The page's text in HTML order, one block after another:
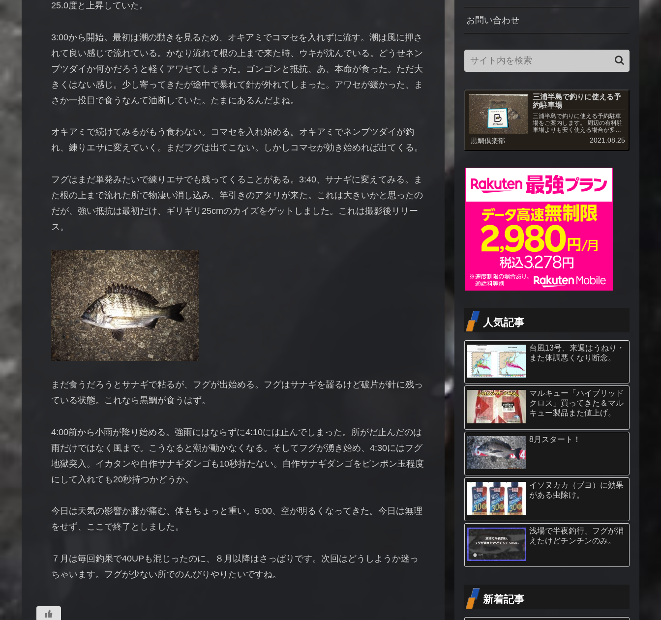
25.0度と上昇していた。
3:00から開始。最初は潮の動きを見るため、オキアミでコマセを入れずに流す。潮は風に押さ
れて良い感じで流れている。かなり流れて根の上まで来た時、ウキが沈んでいる。どうせネン
ブツダイか何かだろうと軽くアワセてしまった。ゴンゴンと抵抗、あ、本命が食った。ただ大
きくはない感じ。少し寄ってきたが途中で暴れて針が外れてしまった。アワセが緩かった、ま
さか一投目で食うなんて油断していた。たまにあるんだよね。
オキアミで続けてみるがもう食わない。コマセを入れ始める。オキアミでネンブツダイが釣
れ、練りエサに変えていく。まだフグは出てこない。しかしコマセが効き始めれば出てくる。
フグはまだ単発みたいで練りエサでも残ってくることがある。3:40、サナギに変えてみる。ま
た根の上まで流れた所で物凄い消し込み、竿引きのアタリが来た。これは大きいかと思ったの
だが、強い抵抗は最初だけ、ギリギリ25cmのカイズをゲットしました。これは撮影後リリー
ス。
まだ食うだろうとサナギで粘るが、フグが出始める。フグはサナギを齧るけど破片が針に残っ
ている状態。これなら黒鯛が食うはず。
4:00前から小雨が降り始める。強雨にはならずに4:10には止んでしまった。所がだ止んだのは
雨だけではなく風まで。こうなると潮が動かなくなる。そしてフグが湧き始め、4:30にはフグ
地獄突入。イカタンや自作サナギダンゴも10秒持たない。自作サナギダンゴをピンポン玉程度
にして入れても20秒持つかどうか。
今日は天気の影響か膝が痛む、体もちょっと重い。5:00、空が明るくなってきた。今日は無理
をせず、ここで終了としました。
７月は毎回釣果で40UPも混じったのに、８月以降はさっぱりです。次回はどうしようか迷っ
ちゃいます。フグが少ない所でのんびりやりたいですね。
お問い合わせ
三浦半島で釣りに使える予
約駐車場
三浦半島で釣りに使える予約駐車
場をご案内します。 周辺の有料駐
車場よりも安く使える場合が多
く、また駐車場への出入りも自由
黒鯛倶楽部 2021.08.25
人気記事
台風13号、来週はうねり・
また体調悪くなり断念。
マルキュー「ハイブリッド
クロス」買ってきた＆マル
キュー製品また値上げ。
8月スタート！
イソヌカカ（ブヨ）に効果
がある虫除け。
浅場で半夜釣行、フグが消
えたけどチンチンのみ。
新着記事